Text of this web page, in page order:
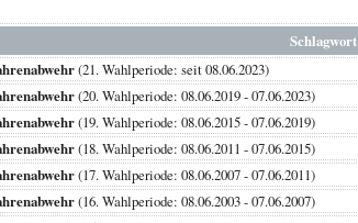
Schlagwort
(21. Wahlperiode: seit 08.06.2023)
(20. Wahlperiode: 08.06.2019 - 07.06.2023)
(19. Wahlperiode: 08.06.2015 - 07.06.2019)
(18. Wahlperiode: 08.06.2011 - 07.06.2015)
(17. Wahlperiode: 08.06.2007 - 07.06.2011)
(16. Wahlperiode: 08.06.2003 - 07.06.2007)